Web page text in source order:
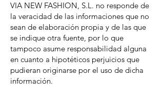
VIA NEW FASHION, S.L. no responde de
la veracidad de las informaciones que no
sean de elaboración propia y de las que
se indique otra fuente, por lo que
tampoco asume responsabilidad alguna
en cuanto a hipotéticos perjuicios que
pudieran originarse por el uso de dicha
información.